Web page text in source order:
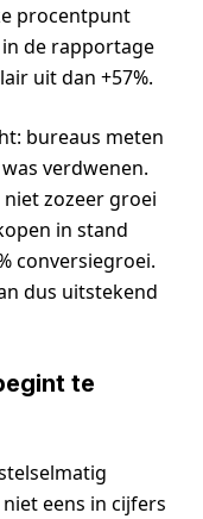
procentpunt
de rapportage
uit dan +57%.
bureaus meten
verdwenen.
zozeer groei
in stand
conversiegroei.
dus uitstekend
te
eens in cijfers